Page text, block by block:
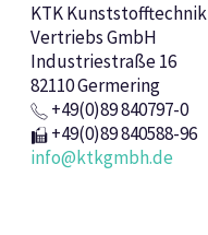
KTK Kunststofftechnik
Vertriebs GmbH
Industriestraße 16
82110 Germering
+49(0)89 840797-0
+49(0)89 840588-96
info@ktkgmbh.de